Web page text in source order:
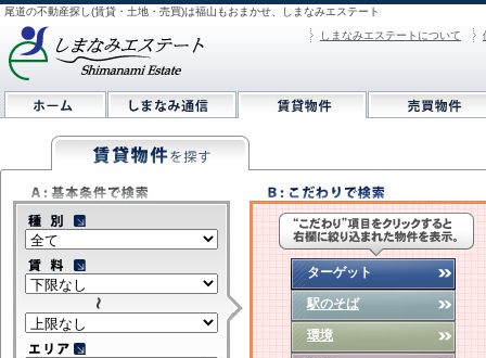
尾道の不動産探し(賃貸・土地・売買)は福山もおまかせ、しまなみエステート
しまなみエステートについて
ターゲット
駅のそば
環境